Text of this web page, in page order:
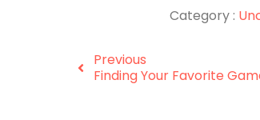
Category :
Previous
Finding Your Favorite